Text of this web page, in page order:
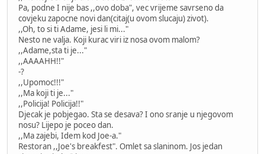
Pa, podne I nije bas ,,ovo doba", vec vrijeme savrseno da
covjeku zapocne novi dan(citaj(u ovom slucaju) zivot).
,,Oh, to si ti Adame, jesi li mi..."
Nesto ne valja. Koji kurac viri iz nosa ovom malom?
,,Adame,sta ti je..."
,,AAAAHH!!"
-?
,,Upomoc!!!"
,,Ma koji ti je..."
,,Policija! Policija!!"
Djecak je pobjegao. Sta se desava? I ono sranje u njegovom
nosu? Lijepo je poceo dan.
,,Ma zajebi, Idem kod Joe-a."
Restoran ,,Joe's breakfest". Omlet sa slaninom. Jos jedan